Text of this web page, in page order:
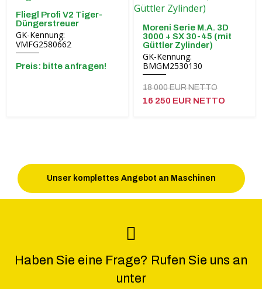
Fliegl Profi V2 Tiger-
Düngerstreuer
GK-Kennung:
VMFG2580662
Preis: bitte anfragen!
Moreni Serie M.A. 3D
3000 + SX 30-45 (mit
Güttler Zylinder)
GK-Kennung:
BMGM2530130
18 000 EUR NETTO
16 250 EUR NETTO
Unser komplettes Angebot an Maschinen
Haben Sie eine Frage? Rufen Sie uns an
unter